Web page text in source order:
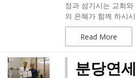
정과 섬기시는 교회
의 은혜가 함께 하시
Read More
분당연